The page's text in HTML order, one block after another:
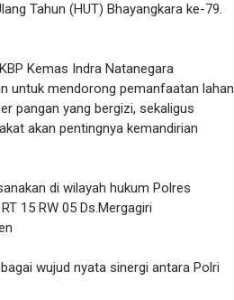
Tahun (HUT) Bhayangkara ke-79.
Kemas Indra Natanegara
untuk mendorong pemanfaatan lahan
pangan yang bergizi, sekaligus
akan pentingnya kemandirian
di wilayah hukum Polres
15 RW 05 Ds.Mergagiri
wujud nyata sinergi antara Polri